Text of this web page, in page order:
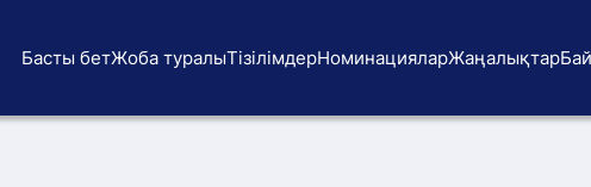
Басты бетЖоба туралыТізілімдерНоминацияларЖаңалықтар